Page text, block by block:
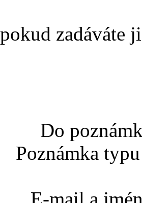
pokud zadáváte
Do
Poznámka